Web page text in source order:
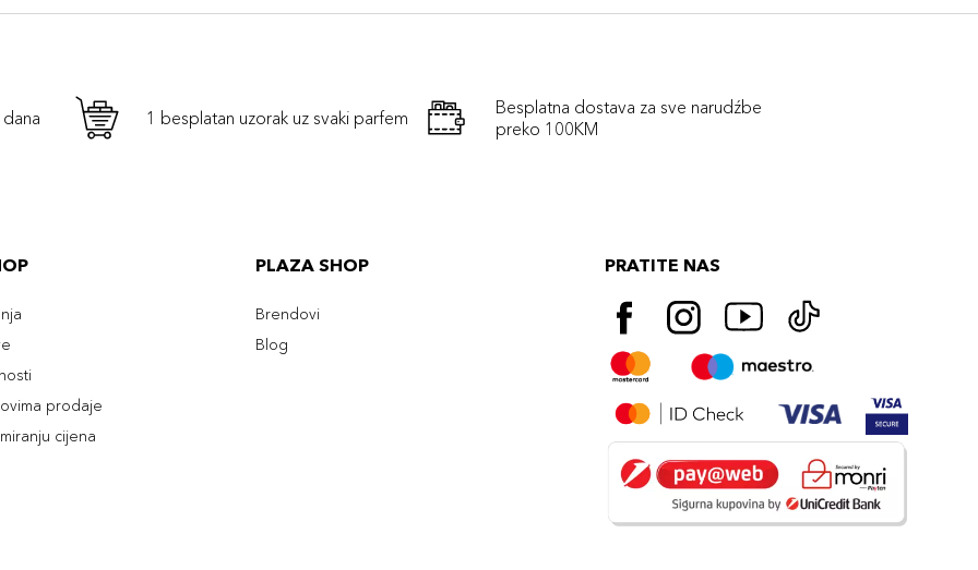
1 besplatan uzorak uz svaki parfem
Besplatna dostava za sve narudźbe
preko 100KM
prodaje
cijena
PLAZA SHOP
Brendovi
Blog
PRATITE NAS